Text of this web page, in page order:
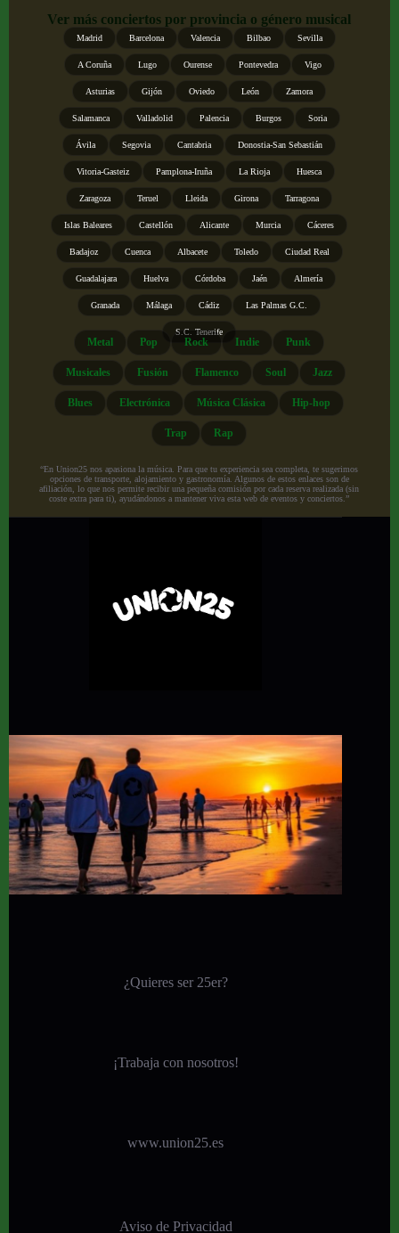
Ver más conciertos por provincia o género musical
Madrid Barcelona Valencia Bilbao Sevilla
A Coruña Lugo Ourense Pontevedra Vigo
Asturias Gijón Oviedo León Zamora
Salamanca Valladolid Palencia Burgos Soria
Ávila Segovia Cantabria Donostia-San Sebastián
Vitoria-Gasteiz Pamplona-Iruña La Rioja Huesca
Zaragoza Teruel Lleida Girona Tarragona
Islas Baleares Castellón Alicante Murcia Cáceres
Badajoz Cuenca Albacete Toledo Ciudad Real
Guadalajara Huelva Córdoba Jaén Almería
Granada Málaga Cádiz Las Palmas G.C.
S.C. Tenerife
Metal Pop Rock Indie Punk
Musicales Fusión Flamenco Soul Jazz
Blues Electrónica Música Clásica Hip-hop
Trap Rap
“En Union25 nos apasiona la música. Para que tu experiencia sea completa, te sugerimos
opciones de transporte, alojamiento y gastronomía. Algunos de estos enlaces son de
afiliación, lo que nos permite recibir una pequeña comisión por cada reserva realizada (sin
coste extra para ti), ayudándonos a mantener viva esta web de eventos y conciertos.”
¿Quieres ser 25er?
¡Trabaja con nosotros!
www.union25.es
Aviso de Privacidad